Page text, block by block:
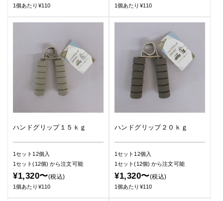
1個あたり¥110 1個あたり¥110
ハンドグリップ１５ｋｇ
1セット12個入
1セット(12個)から注文可能
¥1,320〜(税込)
1個あたり¥110
ハンドグリップ２０ｋｇ
1セット12個入
1セット(12個)から注文可能
¥1,320〜(税込)
1個あたり¥110